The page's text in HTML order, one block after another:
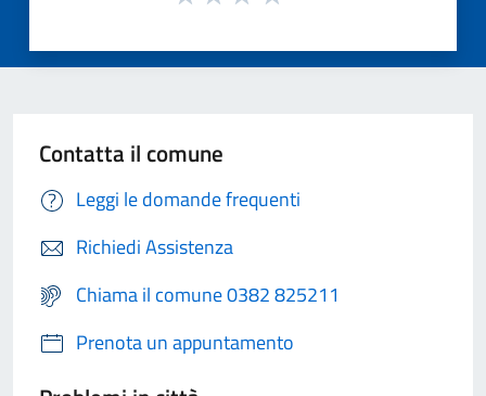
Contatta il comune
Leggi le domande frequenti
Richiedi Assistenza
Chiama il comune 0382 825211
Prenota un appuntamento